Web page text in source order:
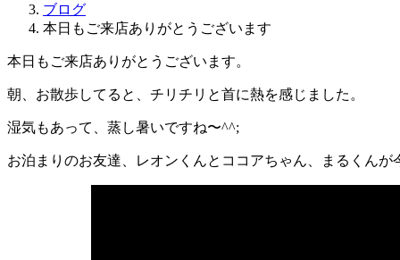
ブログ
本日もご来店ありがとうございます
本日もご来店ありがとうございます。
朝、お散歩してると、チリチリと首に熱を感じました。
湿気もあって、蒸し暑いですね〜^^;
お泊まりのお友達、レオンくんとココアちゃん、まるくんが